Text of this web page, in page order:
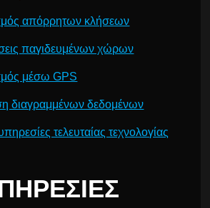
απόρρητων κλήσεων
παγιδευμένων χώρων
μέσω GPS
διαγραμμένων δεδομένων
τελευταίας τεχνολογίας